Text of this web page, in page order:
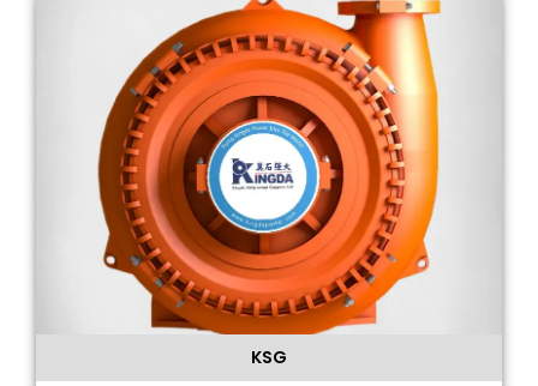
KSG